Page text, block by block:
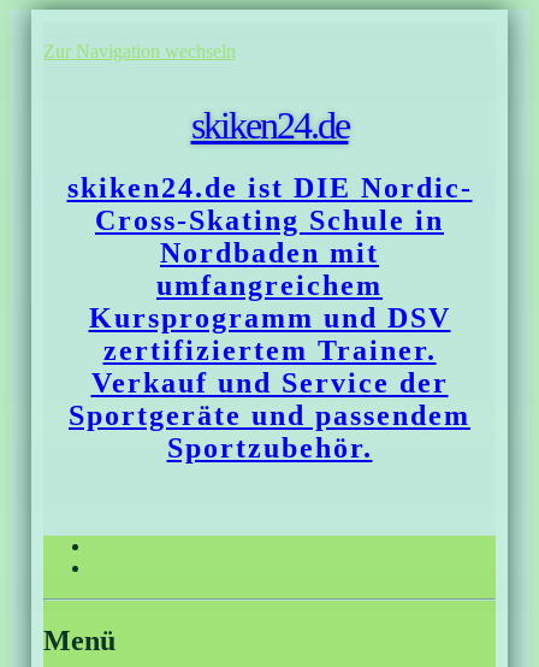
Zur Navigation wechseln
skiken24.de
skiken24.de ist DIE Nordic-
Cross-Skating Schule in
Nordbaden mit
umfangreichem
Kursprogramm und DSV
zertifiziertem Trainer.
Verkauf und Service der
Sportgeräte und passendem
Sportzubehör.
Menü